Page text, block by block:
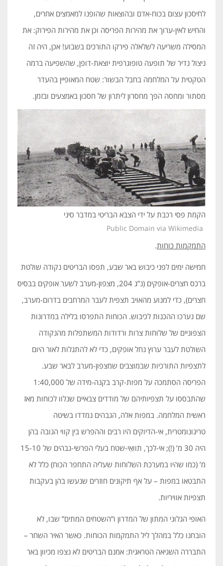
לחיסכון עצום בכוח-אדם ובהוצאות שהופנו למאמצים אחרים,
והחיש לאין-ערוך את מהירות הפריסה וכן את מהירות הפירוק: את
המסילה משריעה לשלאלה פירקו התורכים בשבוע! אכן, היה זה
ניצול נדיר של תופעה טופוגרפית יוצאת-דופן, שהשפיעה ברמה
הטקטית על המלחמה בחבל הבשור: שטח המאופיין בהעדר
מסתור ומחסה הפך מחסרון ליתרון של חסכון באמצעים ובזמן.
הקמת פסי רכבת על ידי הצבא הבריטי במדבר סיני
Public Domain via Wikimedia
התמקמות כוחות.
חמישה ימים לפני כיבוש באר שבע, תפסו הבריטים נקודה שולטת
ברכס חצרים-אופקים (נ”ג 204, מצפון-מערב לשער אופקים בבסיס
חצרים), כדי למנוע מהאויב תצפית לעבר המרחבים בדרום-מערב,
שם נערכו ההכנות לכיבוש. הכוחות התפרסו בלילה במדרונות
הצפוניים של שלוחות צרות ורדודות המשתפלות מהנקודה
השולטת לעבר ערוץ נחל אופקים, כדי לא להתגלות לאור היום
לתצפיות התורכיות שבמוצבים שמצפון-מערב לבאר שבע.
הפריסה הסתמכה על מפות-קרב בקנה-מידה של 1:40,000
שהתבססו על תצפיותיהם של מודדים צבאיים שנלוו לכוחות מאז
ראשית המלחמה. במפות אלה, הגבהים נמדדו בשיטה
טריגונומטרית, אי-הדיוקים היו רבים וההפרש בין קווי הגובה בהן
היה 30 מ’ (!); אי-לכך, תוואֵי-שטח בעלי הפרשי-גבהים של 15-10
מ’ (כמו שהיו במערכת השלוחות שעליה התחפר הכוח) כלל לא
התבטאו במפות – על אף תיקונים חוזרים שנעשו בהן בעקבות
תצפיות אוויריות.
האופי הגלוני המתון של המדרון ו”השטחים המתים” שבו, לא
הובחנו כלל במהלך ליל התמקמות הכוחות. כאשר האיר השחר –
התבררה השגיאה הטראגית: אמנם הבריטים לא נצפו מכיוון באר